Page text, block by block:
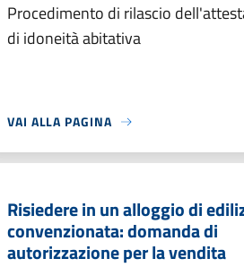
Procedimento di rilascio
di idoneità abitativa
VAI ALLA PAGINA
Risiedere in un alloggio di
convenzionata: domanda di
autorizzazione per la vendita